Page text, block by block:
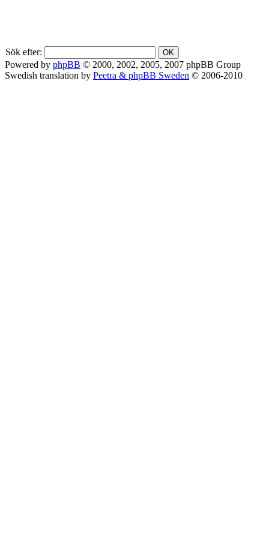
Sök efter:
Powered by phpBB © 2000, 2002, 2005, 2007 phpBB Group
Swedish translation by Peetra & phpBB Sweden © 2006-2010